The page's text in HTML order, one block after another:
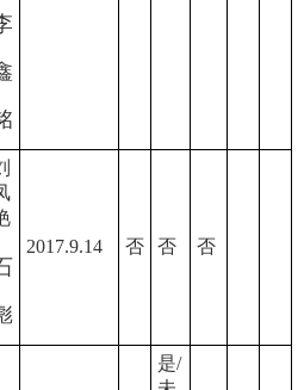
2017.9.14 否 否 否
是/